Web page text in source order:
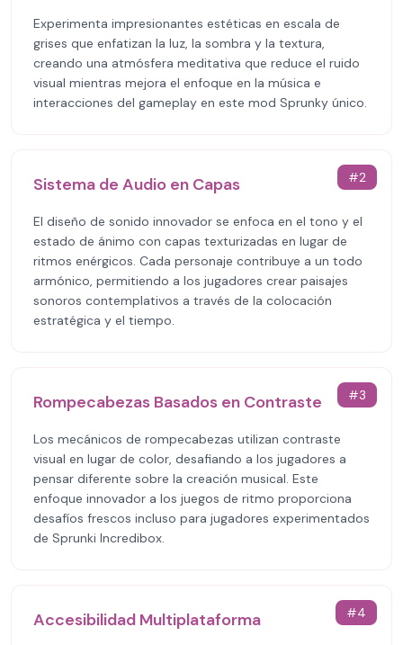
Experimenta impresionantes estéticas en escala de
grises que enfatizan la luz, la sombra y la textura,
creando una atmósfera meditativa que reduce el ruido
visual mientras mejora el enfoque en la música e
interacciones del gameplay en este mod Sprunky único.
#2
Sistema de Audio en Capas
El diseño de sonido innovador se enfoca en el tono y el
estado de ánimo con capas texturizadas en lugar de
ritmos enérgicos. Cada personaje contribuye a un todo
armónico, permitiendo a los jugadores crear paisajes
sonoros contemplativos a través de la colocación
estratégica y el tiempo.
#3
Rompecabezas Basados en Contraste
Los mecánicos de rompecabezas utilizan contraste
visual en lugar de color, desafiando a los jugadores a
pensar diferente sobre la creación musical. Este
enfoque innovador a los juegos de ritmo proporciona
desafíos frescos incluso para jugadores experimentados
de Sprunki Incredibox.
#4
Accesibilidad Multiplataforma